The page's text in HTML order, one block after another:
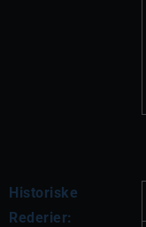
Historiske
Rederier: